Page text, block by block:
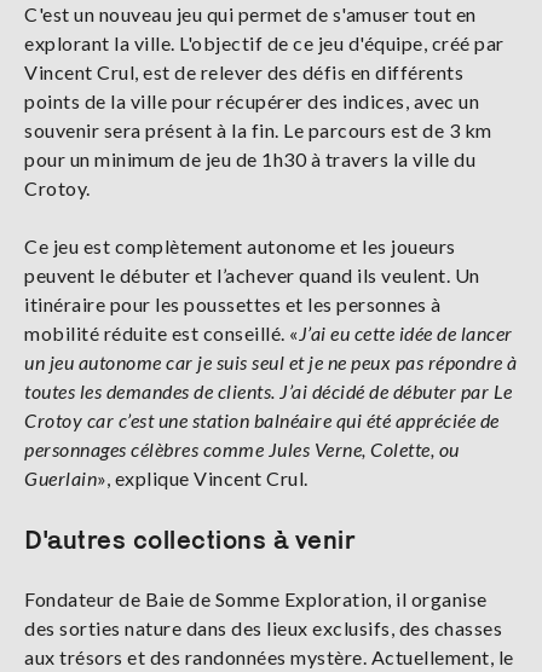
C'est un nouveau jeu qui permet de s'amuser tout en
explorant la ville. L'objectif de ce jeu d'équipe, créé par
Vincent Crul, est de relever des défis en différents
points de la ville pour récupérer des indices, avec un
souvenir sera présent à la fin. Le parcours est de 3 km
pour un minimum de jeu de 1h30 à travers la ville du
Crotoy.
Ce jeu est complètement autonome et les joueurs
peuvent le débuter et l’achever quand ils veulent. Un
itinéraire pour les poussettes et les personnes à
mobilité réduite est conseillé. « J’ai eu cette idée de lancer
un jeu autonome car je suis seul et je ne peux pas répondre à
toutes les demandes de clients. J’ai décidé de débuter par Le
Crotoy car c’est une station balnéaire qui été appréciée de
personnages célèbres comme Jules Verne, Colette, ou
Guerlain», explique Vincent Crul.
D'autres collections à venir
Fondateur de Baie de Somme Exploration, il organise
des sorties nature dans des lieux exclusifs, des chasses
aux trésors et des randonnées mystère. Actuellement, le